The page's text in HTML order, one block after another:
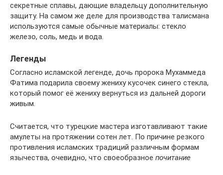
секретные сплавы, дающие владельцу дополнительную
защиту. На самом же деле для производства талисмана
используются самые обычные материалы: стекло
железо, соль, медь и вода.
Легенды
Согласно исламской легенде, дочь пророка Мухаммеда
Фатима подарила своему жениху кусочек синего стекла,
который помог её жениху вернуться из дальней дороги
живым.
Считается, что турецкие мастера изготавливают такие
амулеты на протяжении сотен лет. По причине резкого
противления исламских традиций различным формам
язычества, очевидно, что своеобразное почитание